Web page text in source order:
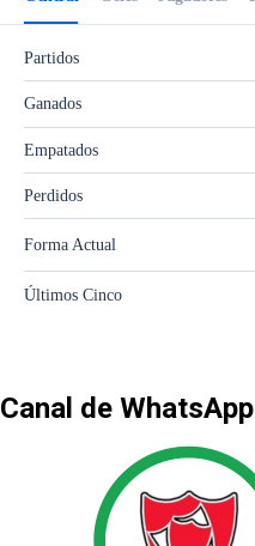
Canal de WhatsApp